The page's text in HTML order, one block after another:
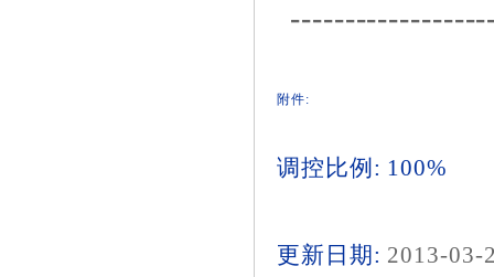
附件:
调控比例: 100%
更新日期: 2013-03-